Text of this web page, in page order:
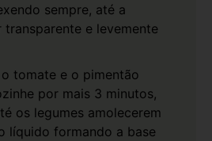
sempre, até a
e levemente
tomate e o pimentão
por mais 3 minutos,
os legumes amolecerem
líquido formando a base